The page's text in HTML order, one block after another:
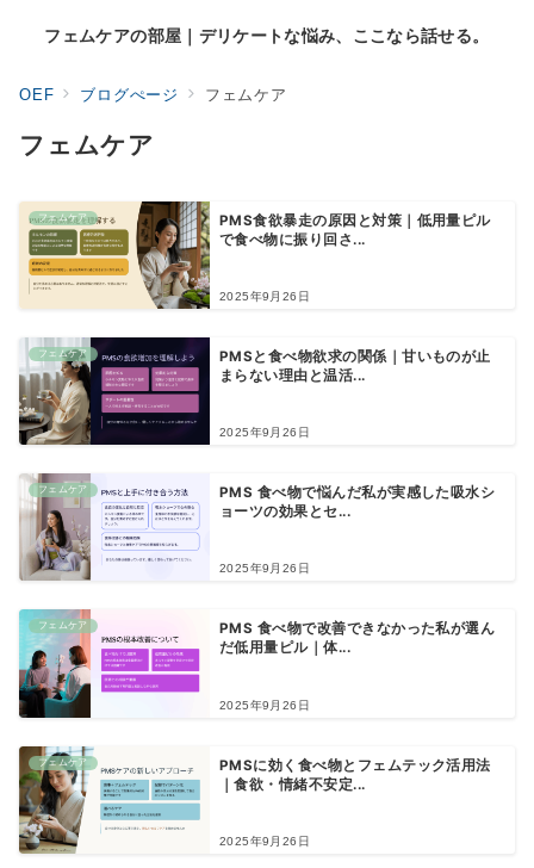
フェムケアの部屋｜デリケートな悩み、ここなら話せる。
OEF ブログぺージ フェムケア
フェムケア
フェムケア
PMS食欲暴走の原因と対策｜低用量ピル
で食べ物に振り回さ...
2025年9月26日
フェムケア
PMSと食べ物欲求の関係｜甘いものが止
まらない理由と温活...
2025年9月26日
フェムケア
PMS 食べ物で悩んだ私が実感した吸水シ
ョーツの効果とセ...
2025年9月26日
フェムケア
PMS 食べ物で改善できなかった私が選ん
だ低用量ピル｜体...
2025年9月26日
フェムケア
PMSに効く食べ物とフェムテック活用法
｜食欲・情緒不安定...
2025年9月26日